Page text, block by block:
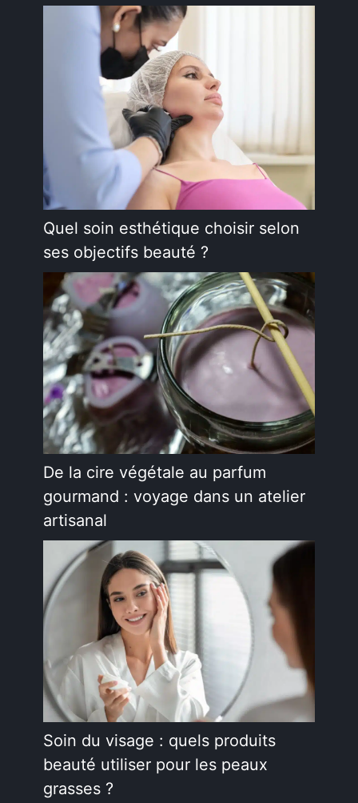
Quel soin esthétique choisir selon
ses objectifs beauté ?
De la cire végétale au parfum
gourmand : voyage dans un atelier
artisanal
Soin du visage : quels produits
beauté utiliser pour les peaux
grasses ?